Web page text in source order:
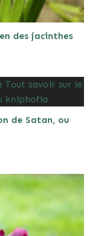
des jacinthes
de Satan, ou